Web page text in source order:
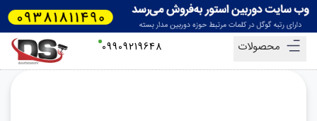
محصولات 09909219648